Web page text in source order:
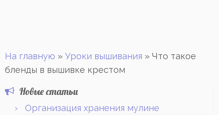
На главную » Уроки вышивания » Что такое
бленды в вышивке крестом
Новые статьи
Организация хранения мулине